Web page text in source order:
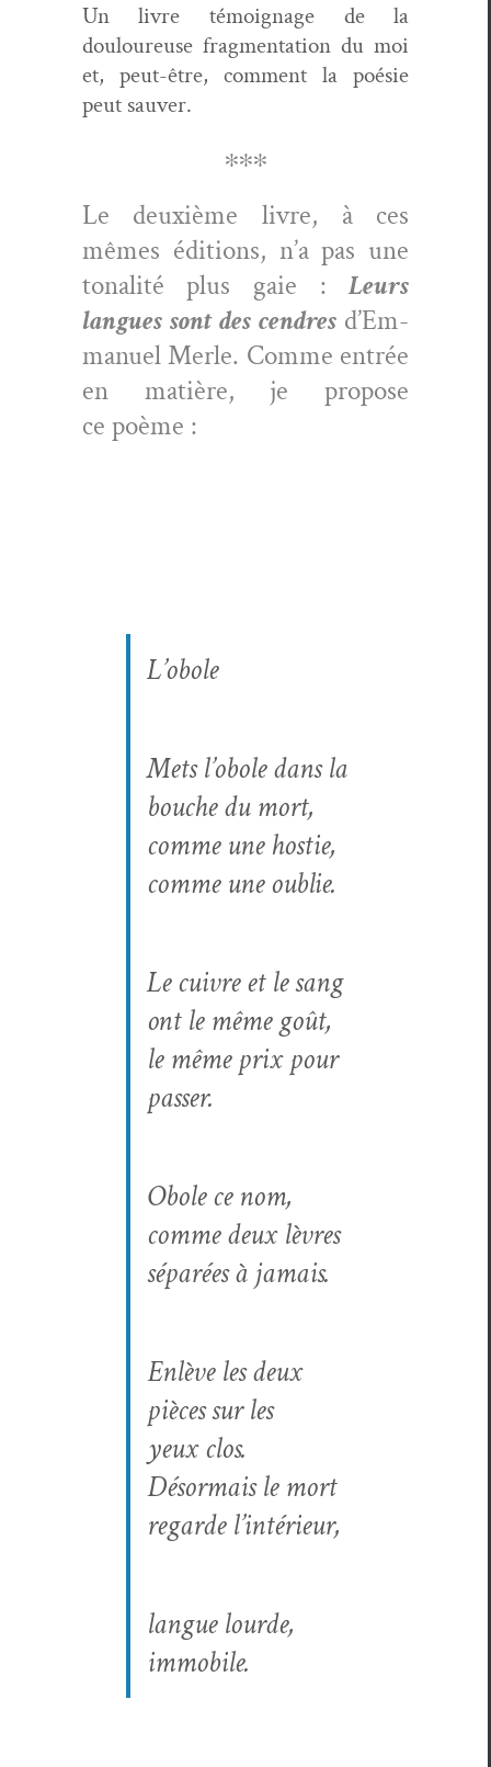
Un livre témoignage de la
douloureuse frag­men­ta­tion du moi
et, peut-être, com­ment la poésie
peut sauver.
∗∗∗
Le deux­ième livre, à ces
mêmes édi­tions, n’a pas une
tonal­ité plus gaie :Leurs
langues sont des cen­dres d’Em­
manuel Mer­le. Comme entrée
en matière, je pro­pose
ce poème :
L’obole
Mets l’obole dans la
bouche du mort,
comme une hostie,
comme une oublie.
Le cuiv­re et le sang
ont le même goût,
le même prix pour
passer.
Obole ce nom,
comme deux lèvres
séparées à jamais.
Enlève les deux
pièces sur les
yeux clos.
Désor­mais le mort
regarde l’in­térieur,
langue lourde,
immobile.